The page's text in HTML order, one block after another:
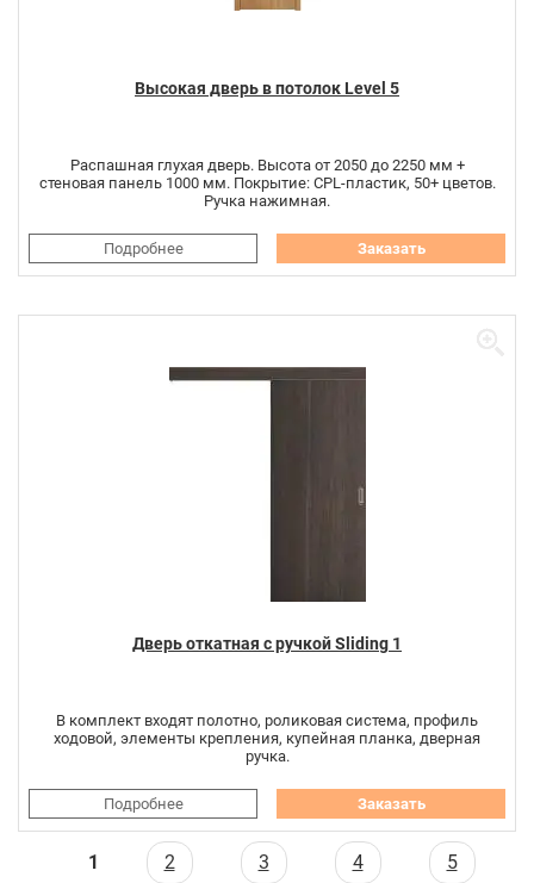
Высокая дверь в потолок Level 5
Распашная глухая дверь. Высота от 2050 до 2250 мм +
стеновая панель 1000 мм. Покрытие: CPL-пластик, 50+ цветов.
Ручка нажимная.
Подробнее Заказать
Дверь откатная с ручкой Sliding 1
В комплект входят полотно, роликовая система, профиль
ходовой, элементы крепления, купейная планка, дверная
ручка.
Подробнее Заказать
Страницы
1 2 3 4
5